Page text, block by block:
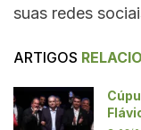
suas redes
ARTIGOS